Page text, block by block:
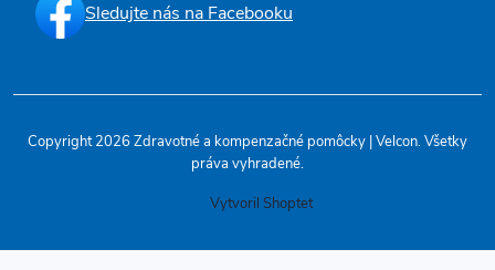
Sledujte nás na Facebooku
Vytvoril Shoptet
Copyright 2026Zdravotné a kompenzačné pomôcky | Velcon. Všetky
práva vyhradené.